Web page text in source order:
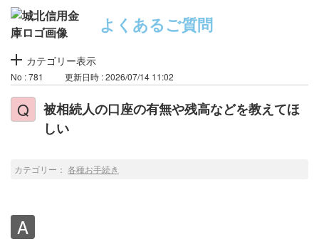
よくあるご質問
カテゴリー表示
No : 781 更新日時 : 2026/07/14 11:02
被相続人の口座の有無や残高などを教えてほ
しい
カテゴリー： 各種お手続き